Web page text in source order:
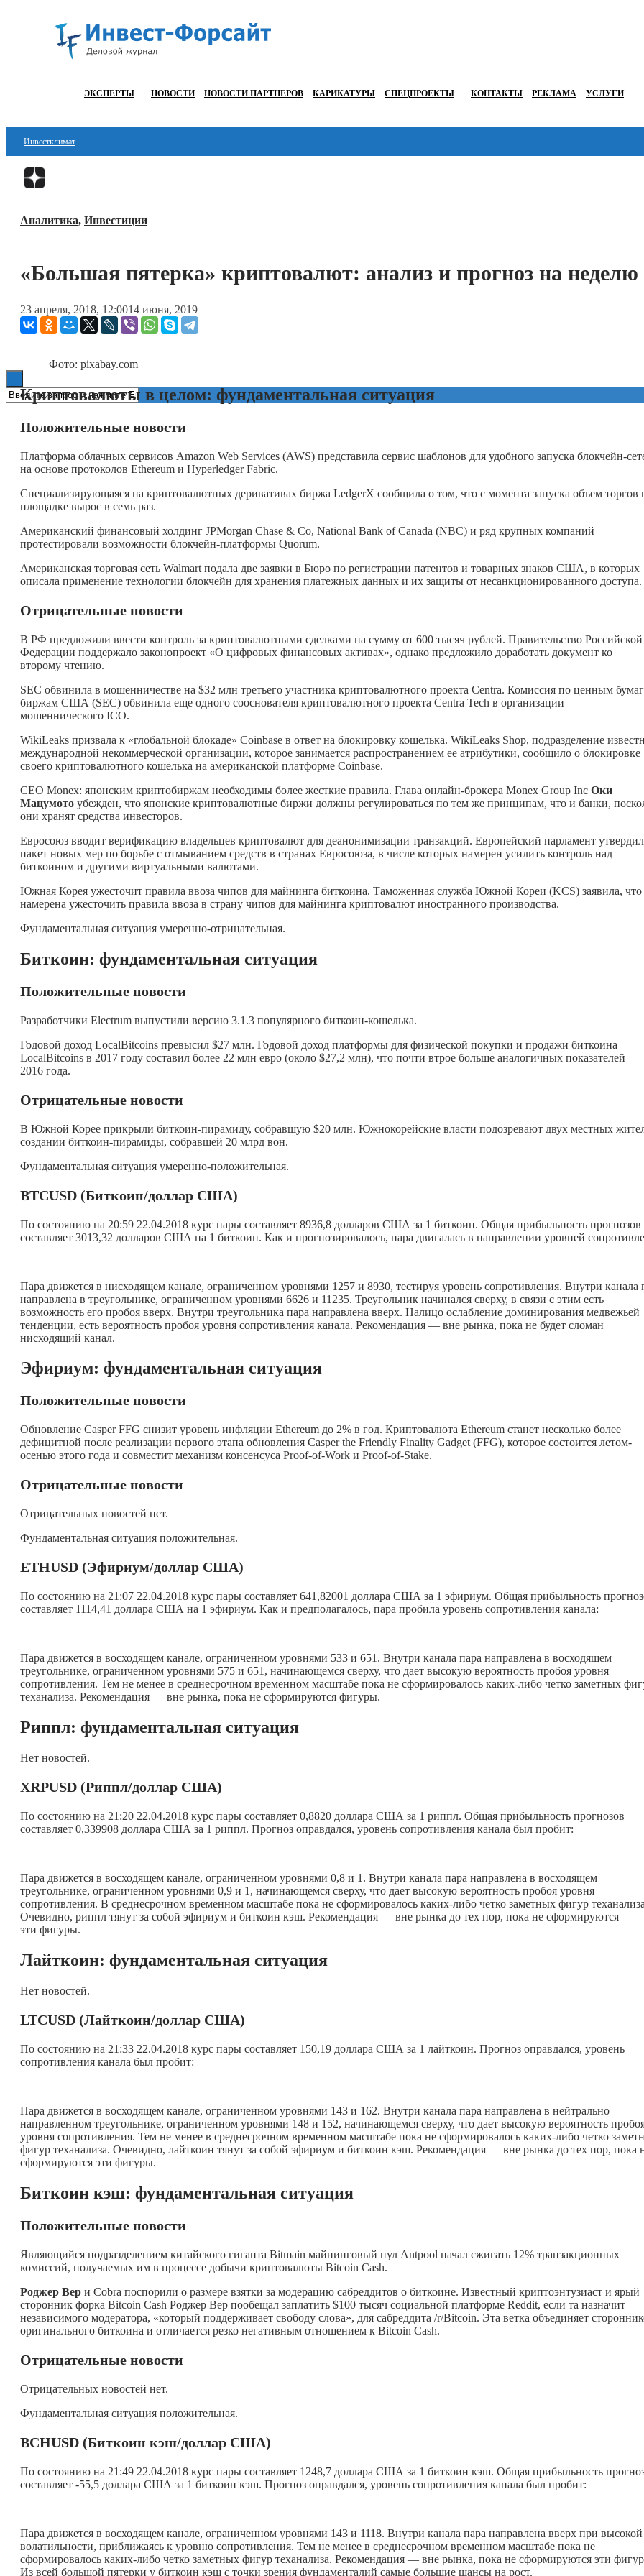
ЭКСПЕРТЫ НОВОСТИ НОВОСТИ ПАРТНЕРОВ КАРИКАТУРЫ СПЕЦПРОЕКТЫ КОНТАКТЫ РЕКЛАМА УСЛУГИ
Инвестклимат
Финансы
Блокчейн
ESG
Аналитика, Инвестиции
«Большая пятерка» криптовалют: анализ и прогноз на неделю
23 апреля, 2018, 12:0014 июня, 2019
Фото: pixabay.com
Криптовалюты в целом: фундаментальная ситуация
Положительные новости
Платформа облачных сервисов Amazon Web Services (AWS) представила сервис шаблонов для удобного запуска блокчейн-
на основе протоколов Ethereum и Hyperledger Fabric.
Специализирующаяся на криптовалютных деривативах биржа LedgerX сообщила о том, что с момента запуска объем торгов
площадке вырос в семь раз.
Американский финансовый холдинг JPMorgan Chase & Co, National Bank of Canada (NBC) и ряд крупных компаний
протестировали возможности блокчейн-платформы Quorum.
Американская торговая сеть Walmart подала две заявки в Бюро по регистрации патентов и товарных знаков США, в которых
описала применение технологии блокчейн для хранения платежных данных и их защиты от несанкционированного доступа.
Отрицательные новости
В РФ предложили ввести контроль за криптовалютными сделками на сумму от 600 тысяч рублей. Правительство Российской
Федерации поддержало законопроект «О цифровых финансовых активах», однако предложило доработать документ ко
второму чтению.
SEC обвинила в мошенничестве на $32 млн третьего участника криптовалютного проекта Centra. Комиссия по ценным
биржам США (SEC) обвинила еще одного сооснователя криптовалютного проекта Centra Tech в организации
мошеннического ICO.
WikiLeaks призвала к «глобальной блокаде» Coinbase в ответ на блокировку кошелька. WikiLeaks Shop, подразделение
международной некоммерческой организации, которое занимается распространением ее атрибутики, сообщило о блокировке
своего криптовалютного кошелька на американской платформе Coinbase.
CEO Monex: японским криптобиржам необходимы более жесткие правила. Глава онлайн-брокера Monex Group Inc Оки
Мацумото убежден, что японские криптовалютные биржи должны регулироваться по тем же принципам, что и банки,
они хранят средства инвесторов.
Евросоюз вводит верификацию владельцев криптовалют для деанонимизации транзакций. Европейский парламент утвердил
пакет новых мер по борьбе с отмыванием средств в странах Евросоюза, в числе которых намерен усилить контроль над
биткоином и другими виртуальными валютами.
Южная Корея ужесточит правила ввоза чипов для майнинга биткоина. Таможенная служба Южной Кореи (KCS) заявила, что
намерена ужесточить правила ввоза в страну чипов для майнинга криптовалют иностранного производства.
Фундаментальная ситуация умеренно-отрицательная.
Биткоин: фундаментальная ситуация
Положительные новости
Разработчики Electrum выпустили версию 3.1.3 популярного биткоин-кошелька.
Годовой доход LocalBitcoins превысил $27 млн. Годовой доход платформы для физической покупки и продажи биткоина
LocalBitcoins в 2017 году составил более 22 млн евро (около $27,2 млн), что почти втрое больше аналогичных показателей
2016 года.
Отрицательные новости
В Южной Корее прикрыли биткоин-пирамиду, собравшую $20 млн. Южнокорейские власти подозревают двух местных
создании биткоин-пирамиды, собравшей 20 млрд вон.
Фундаментальная ситуация умеренно-положительная.
BTCUSD (Биткоин/доллар США)
По состоянию на 20:59 22.04.2018 курс пары составляет 8936,8 долларов США за 1 биткоин. Общая прибыльность прогнозов
составляет 3013,32 долларов США на 1 биткоин. Как и прогнозировалось, пара двигалась в направлении уровней
Пара движется в нисходящем канале, ограниченном уровнями 1257 и 8930, тестируя уровень сопротивления. Внутри канала
направлена в треугольнике, ограниченном уровнями 6626 и 11235. Треугольник начинался сверху, в связи с этим есть
возможность его пробоя вверх. Внутри треугольника пара направлена вверх. Налицо ослабление доминирования медвежьей
тенденции, есть вероятность пробоя уровня сопротивления канала. Рекомендация — вне рынка, пока не будет сломан
нисходящий канал.
Эфириум: фундаментальная ситуация
Положительные новости
Обновление Casper FFG снизит уровень инфляции Ethereum до 2% в год. Криптовалюта Ethereum станет несколько более
дефицитной после реализации первого этапа обновления Casper the Friendly Finality Gadget (FFG), которое состоится летом-
осенью этого года и совместит механизм консенсуса Proof-of-Work и Proof-of-Stake.
Отрицательные новости
Отрицательных новостей нет.
Фундаментальная ситуация положительная.
ETHUSD (Эфириум/доллар США)
По состоянию на 21:07 22.04.2018 курс пары составляет 641,82001 доллара США за 1 эфириум. Общая прибыльность
составляет 1114,41 доллара США на 1 эфириум. Как и предполагалось, пара пробила уровень сопротивления канала:
Пара движется в восходящем канале, ограниченном уровнями 533 и 651. Внутри канала пара направлена в восходящем
треугольнике, ограниченном уровнями 575 и 651, начинающемся сверху, что дает высокую вероятность пробоя уровня
сопротивления. Тем не менее в среднесрочном временном масштабе пока не сформировалось каких-либо четко заметных
теханализа. Рекомендация — вне рынка, пока не сформируются фигуры.
Риппл: фундаментальная ситуация
Нет новостей.
XRPUSD (Риппл/доллар США)
По состоянию на 21:20 22.04.2018 курс пары составляет 0,8820 доллара США за 1 риппл. Общая прибыльность прогнозов
составляет 0,339908 доллара США за 1 риппл. Прогноз оправдался, уровень сопротивления канала был пробит:
Пара движется в восходящем канале, ограниченном уровнями 0,8 и 1. Внутри канала пара направлена в восходящем
треугольнике, ограниченном уровнями 0,9 и 1, начинающемся сверху, что дает высокую вероятность пробоя уровня
сопротивления. В среднесрочном временном масштабе пока не сформировалось каких-либо четко заметных фигур
Очевидно, риппл тянут за собой эфириум и биткоин кэш. Рекомендация — вне рынка до тех пор, пока не сформируются
эти фигуры.
Лайткоин: фундаментальная ситуация
Нет новостей.
LTCUSD (Лайткоин/доллар США)
По состоянию на 21:33 22.04.2018 курс пары составляет 150,19 доллара США за 1 лайткоин. Прогноз оправдался, уровень
сопротивления канала был пробит:
Пара движется в восходящем канале, ограниченном уровнями 143 и 162. Внутри канала пара направлена в нейтрально
направленном треугольнике, ограниченном уровнями 148 и 152, начинающемся сверху, что дает высокую вероятность
уровня сопротивления. Тем не менее в среднесрочном временном масштабе пока не сформировалось каких-либо четко
фигур теханализа. Очевидно, лайткоин тянут за собой эфириум и биткоин кэш. Рекомендация — вне рынка до тех пор, пока
сформируются эти фигуры.
Биткоин кэш: фундаментальная ситуация
Положительные новости
Являющийся подразделением китайского гиганта Bitmain майнинговый пул Antpool начал сжигать 12% транзакционных
комиссий, получаемых им в процессе добычи криптовалюты Bitcoin Cash.
Роджер Вер и Cobra поспорили о размере взятки за модерацию сабреддитов о биткоине. Известный криптоэнтузиаст и ярый
сторонник форка Bitcoin Cash Роджер Вер пообещал заплатить $100 тысяч социальной платформе Reddit, если та назначит
независимого модератора, «который поддерживает свободу слова», для сабреддита /r/Bitcoin. Эта ветка объединяет
оригинального биткоина и отличается резко негативным отношением к Bitcoin Cash.
Отрицательные новости
Отрицательных новостей нет.
Фундаментальная ситуация положительная.
BCHUSD (Биткоин кэш/доллар США)
По состоянию на 21:49 22.04.2018 курс пары составляет 1248,7 доллара США за 1 биткоин кэш. Общая прибыльность
составляет -55,5 доллара США за 1 биткоин кэш. Прогноз оправдался, уровень сопротивления канала был пробит:
Пара движется в восходящем канале, ограниченном уровнями 143 и 1118. Внутри канала пара направлена вверх при высокой
волатильности, приближаясь к уровню сопротивления. Тем не менее в среднесрочном временном масштабе пока не
сформировалось каких-либо четко заметных фигур теханализа. Рекомендация — вне рынка, пока не сформируются эти
Из всей большой пятерки у биткоин кэш с точки зрения фундаменталий самые большие шансы на рост.